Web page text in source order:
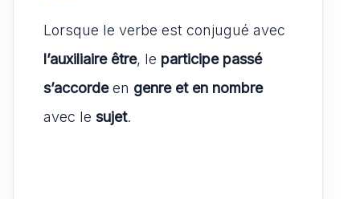
Lorsque le verbe est conjugué avec
l’auxiliaire être, le participe passé
s’accordeen genre et en nombre
avec le sujet.